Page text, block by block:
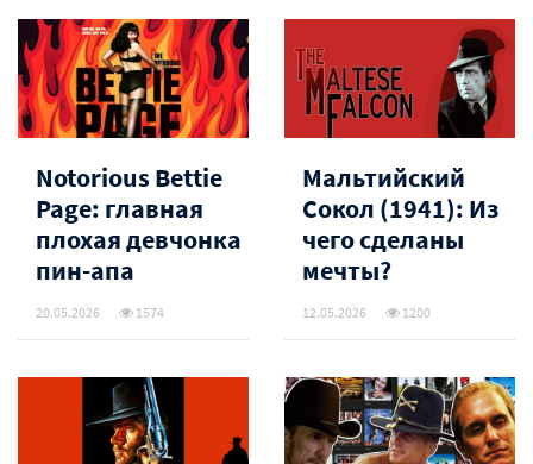
Notorious Bettie
Page: главная
плохая девчонка
пин-апа
20.05.2026 1574
Мальтийский
Сокол (1941): Из
чего сделаны
мечты?
12.05.2026 1200